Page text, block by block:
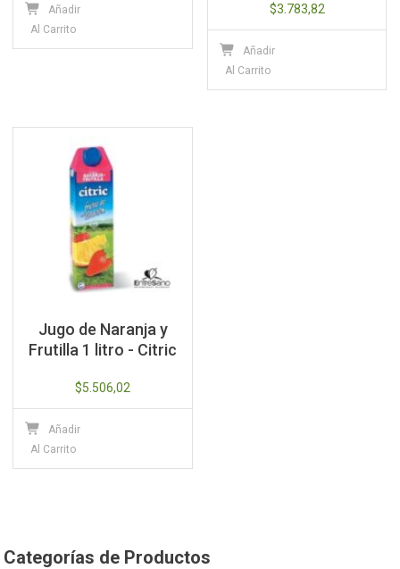
Añadir
Al Carrito
$3.783,82
Añadir
Al Carrito
Jugo de Naranja y
Frutilla 1 litro - Citric
$5.506,02
Añadir
Al Carrito
Categorías de Productos